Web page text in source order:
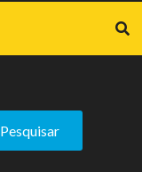
Pesquisar